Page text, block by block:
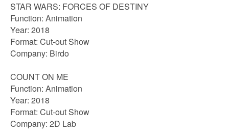
STAR WARS: FORCES OF DESTINY
Function: Animation
Year: 2018
Format: Cut-out Show
Company: Birdo
COUNT ON ME
Function: Animation
Year: 2018
Format: Cut-out Show
Company: 2D Lab